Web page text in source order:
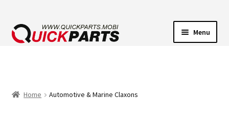
Menu
Home Automotive & Marine Claxons